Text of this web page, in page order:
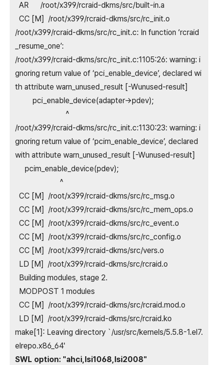
AR /root/x399/rcraid-dkms/src/built-in.a
CC [M] /root/x399/rcraid-dkms/src/rc_init.o
/root/x399/rcraid-dkms/src/rc_init.c: In function ‘rcraid
_resume_one’:
/root/x399/rcraid-dkms/src/rc_init.c:1105:26: warning: i
gnoring return value of ‘pci_enable_device’, declared wi
th attribute warn_unused_result [-Wunused-result]
pci_enable_device(adapter->pdev);
^
/root/x399/rcraid-dkms/src/rc_init.c:1130:23: warning: i
gnoring return value of ‘pcim_enable_device’, declared
with attribute warn_unused_result [-Wunused-result]
pcim_enable_device(pdev);
^
CC [M] /root/x399/rcraid-dkms/src/rc_msg.o
CC [M] /root/x399/rcraid-dkms/src/rc_mem_ops.o
CC [M] /root/x399/rcraid-dkms/src/rc_event.o
CC [M] /root/x399/rcraid-dkms/src/rc_config.o
CC [M] /root/x399/rcraid-dkms/src/vers.o
LD [M] /root/x399/rcraid-dkms/src/rcraid.o
Building modules, stage 2.
MODPOST 1 modules
CC [M] /root/x399/rcraid-dkms/src/rcraid.mod.o
LD [M] /root/x399/rcraid-dkms/src/rcraid.ko
make[1]: Leaving directory `/usr/src/kernels/5.5.8-1.el7.
elrepo.x86_64'
SWL option: "ahci,lsi1068,lsi2008"